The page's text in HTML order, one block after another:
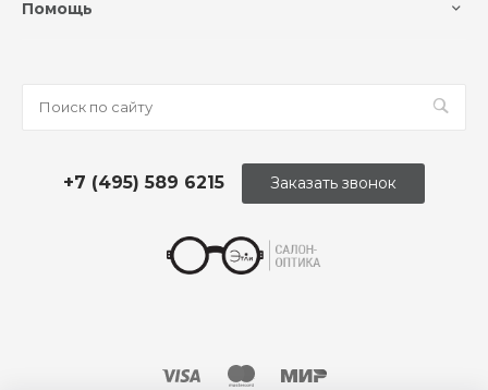
Помощь
+7 (495) 589 6215 Заказать звонок